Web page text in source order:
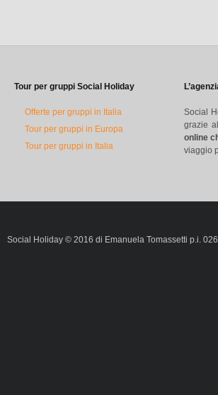
Tour per gruppi Social Holiday
Offerte per gruppi in Italia
Tour per gruppi in Europa
Tour per gruppi in Italia
Social
grazie
online
viaggio
Social Holiday © 2016 di Emanuela Tomassetti p.i.